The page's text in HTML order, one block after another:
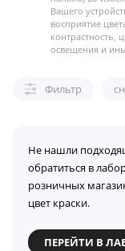
Вашего
восприятие
контрастность,
освещения и
Фильтр
Не нашли
обратиться в
розничных
цвет краски.
ПЕРЕЙТИ В